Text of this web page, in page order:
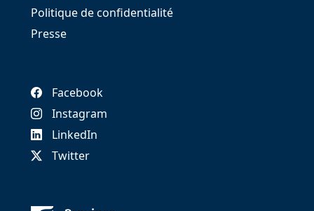
Politique de confidentialité
Presse
Facebook
Instagram
LinkedIn
Twitter